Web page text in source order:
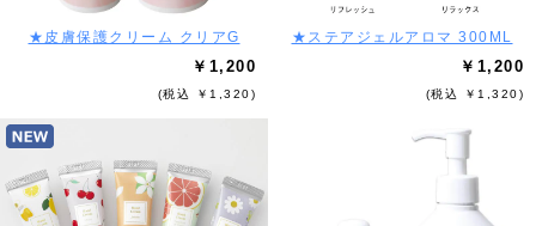
★皮膚保護クリーム クリアG
￥1,200
(税込 ￥1,320)
★ステアジェルアロマ 300ML
￥1,200
(税込 ￥1,320)